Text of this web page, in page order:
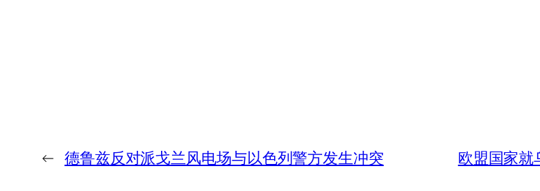
← 德鲁兹反对派戈兰风电场与以色列警方发生冲突 欧盟国家就